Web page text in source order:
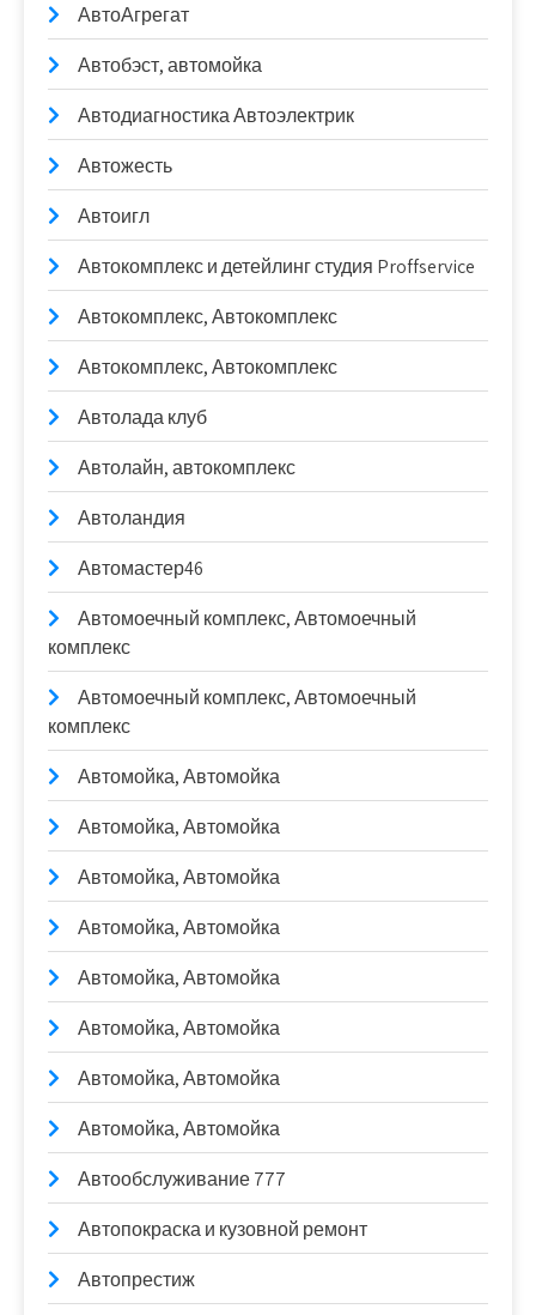
АвтоАгрегат
Автобэст, автомойка
Автодиагностика Автоэлектрик
Автожесть
Автоигл
Автокомплекс и детейлинг студия Proffservice
Автокомплекс, Автокомплекс
Автокомплекс, Автокомплекс
Автолада клуб
Автолайн, автокомплекс
Автоландия
Автомастер46
Автомоечный комплекс, Автомоечный
комплекс
Автомоечный комплекс, Автомоечный
комплекс
Автомойка, Автомойка
Автомойка, Автомойка
Автомойка, Автомойка
Автомойка, Автомойка
Автомойка, Автомойка
Автомойка, Автомойка
Автомойка, Автомойка
Автомойка, Автомойка
Автообслуживание 777
Автопокраска и кузовной ремонт
Автопрестиж